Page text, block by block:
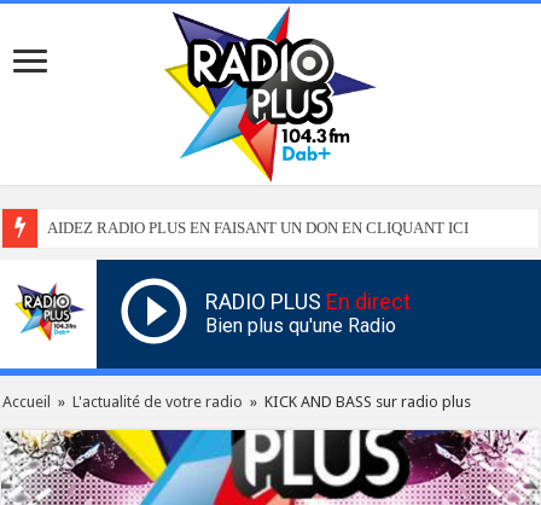
AIDEZ RADIO PLUS EN FAISANT UN DON EN CLIQUANT ICI
RADIO PLUS En direct
Bien plus qu'une Radio
Accueil » L'actualité de votre radio » KICK AND BASS sur radio plus